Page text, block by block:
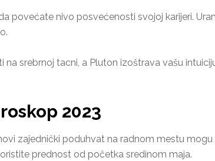
povećate nivo posvećenosti svojoj karijeri.
srebrnoj tacni, a Pluton izoštrava vašu
2023
zajednički poduhvat na radnom mestu
prednost od početka sredinom maja.